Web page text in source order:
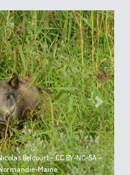
Belcourt - CC BY-NC-SA -
Maine
Next